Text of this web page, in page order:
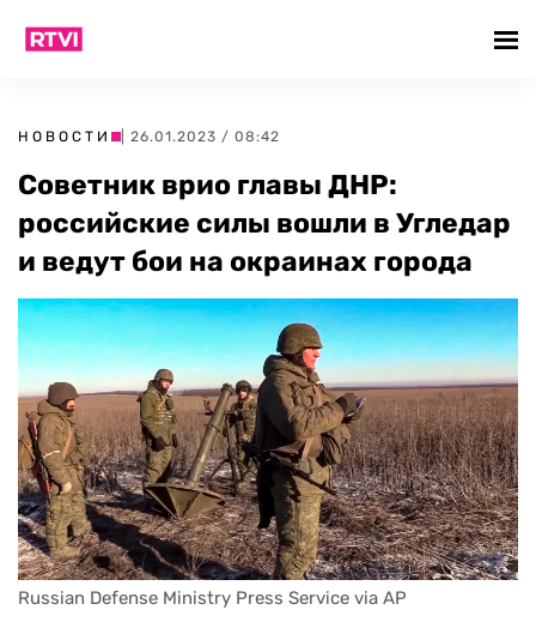
НОВОСТИ | 26.01.2023 / 08:42
Советник врио главы ДНР:
российские силы вошли в Угледар
и ведут бои на окраинах города
Russian Defense Ministry Press Service via AP